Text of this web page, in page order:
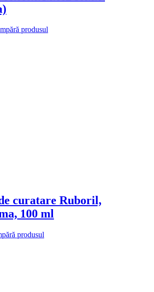
produsul
curatare Ruboril,
100 ml
produsul